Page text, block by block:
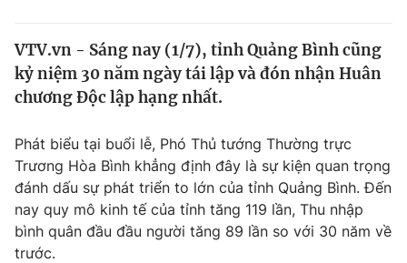
Y tế
Tin tức
Thế giới đó đây
Câu chuyện quốc tế
Kinh tế
Tài chính
Thị trường
Dữ liệu và đời sống
Giáo dục
VTV.vn - Sáng nay (1/7), tỉnh Quảng Bình cũng
kỷ niệm 30 năm ngày tái lập và đón nhận Huân
chương Độc lập hạng nhất.
Phát biểu tại buổi lễ, Phó Thủ tướng Thường trực
Trương Hòa Bình khẳng định đây là sự kiện quan trọng
đánh dấu sự phát triển to lớn của tỉnh Quảng Bình. Đến
nay quy mô kinh tế của tỉnh tăng 119 lần, Thu nhập
bình quân đầu đầu người tăng 89 lần so với 30 năm về
trước.